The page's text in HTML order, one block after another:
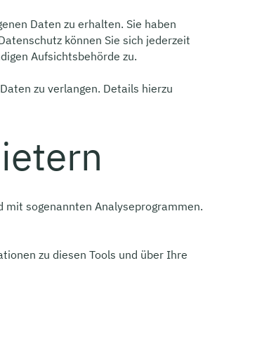
Daten zu erhalten. Sie haben
können Sie sich jederzeit
Aufsichtsbehörde zu.
zu verlangen. Details hierzu
sogenannten Analyseprogrammen.
zu diesen Tools und über Ihre